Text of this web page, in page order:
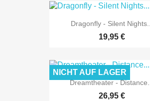
Dragonfly - Silent Nights...
19,95 €
Dreamtheater - Distance...
26,95 €
NICHT AUF LAGER